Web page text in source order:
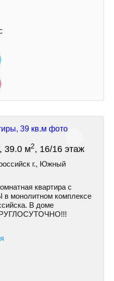
39.0 м2, 16/16 этаж
г., Южный
квартира с
комплексе
В доме